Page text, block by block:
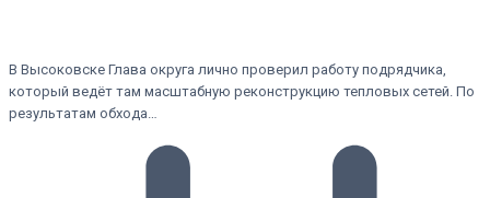
В Высоковске Глава округа лично проверил работу подрядчика,
который ведёт там масштабную реконструкцию тепловых сетей. По
результатам обхода…